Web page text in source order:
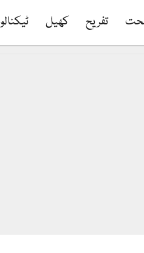
تفریح کھیل